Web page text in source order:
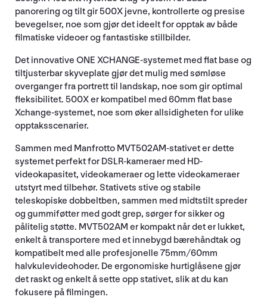
panorering og tilt gir 500X jevne, kontrollerte og presise
bevegelser, noe som gjør det ideelt for opptak av både
filmatiske videoer og fantastiske stillbilder.
Det innovative ONE XCHANGE-systemet med flat base og
tiltjusterbar skyveplate gjør det mulig med sømløse
overganger fra portrett til landskap, noe som gir optimal
fleksibilitet. 500X er kompatibel med 60mm flat base
Xchange-systemet, noe som øker allsidigheten for ulike
opptaksscenarier.
Sammen med Manfrotto MVT502AM-stativet er dette
systemet perfekt for DSLR-kameraer med HD-
videokapasitet, videokameraer og lette videokameraer
utstyrt med tilbehør. Stativets stive og stabile
teleskopiske dobbeltben, sammen med midtstilt spreder
og gummiføtter med godt grep, sørger for sikker og
pålitelig støtte. MVT502AM er kompakt når det er lukket,
enkelt å transportere med et innebygd bærehåndtak og
kompatibelt med alle profesjonelle 75mm/60mm
halvkulevideohoder. De ergonomiske hurtiglåsene gjør
det raskt og enkelt å sette opp stativet, slik at du kan
fokusere på filmingen.